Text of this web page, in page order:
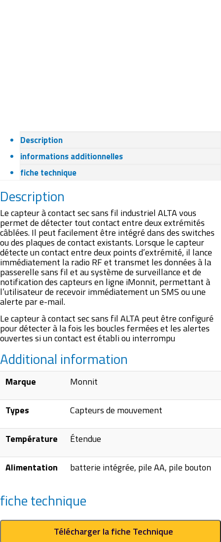
Description
informations additionnelles
fiche technique
Description
Le capteur à contact sec sans fil industriel ALTA vous
permet de détecter tout contact entre deux extrémités
câblées. Il peut facilement être intégré dans des switches
ou des plaques de contact existants. Lorsque le capteur
détecte un contact entre deux points d’extrémité, il lance
immédiatement la radio RF et transmet les données à la
passerelle sans fil et au système de surveillance et de
notification des capteurs en ligne iMonnit, permettant à
l’utilisateur de recevoir immédiatement un SMS ou une
alerte par e-mail.
Le capteur à contact sec sans fil ALTA peut être configuré
pour détecter à la fois les boucles fermées et les alertes
ouvertes si un contact est établi ou interrompu
Additional information
Marque Monnit
Types Capteurs de mouvement
Température Étendue
Alimentation batterie intégrée, pile AA, pile bouton
fiche technique
Télécharger la fiche Technique